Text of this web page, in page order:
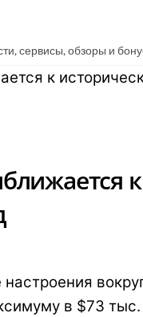
сервисы, обзоры и
в $73